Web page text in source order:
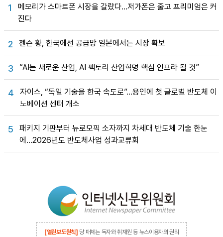
1
메모리가 스마트폰 시장을 갈랐다…저가폰은 줄고 프리미엄은 커
진다
2 젠슨 황, 한국에선 공급망 일본에서는 시장 확보
3 “AI는 새로운 산업, AI 팩토리 산업혁명 핵심 인프라 될 것”
4
자이스, “독일 기술을 한국 속도로”…용인에 첫 글로벌 반도체 이
노베이션 센터 개소
5
패키지 기판부터 뉴로모픽 소자까지 차세대 반도체 기술 한눈
에…2026년도 반도체사업 성과교류회
[열린보도원칙] 당 매체는 독자와 취재원 등 뉴스이용자의 권리